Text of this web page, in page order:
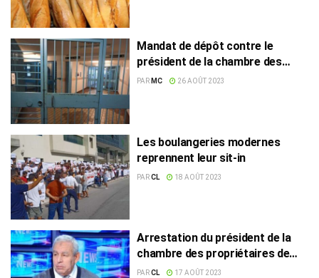
Mandat de dépôt contre le
président de la chambre des
boulangers
PAR MC 26 AOÛT 2023
Les boulangeries modernes
reprennent leur sit-in
PARCL 18 AOÛT 2023
Arrestation du président de la
chambre des propriétaires de
boulangeries
PARCL 17 AOÛT 2023